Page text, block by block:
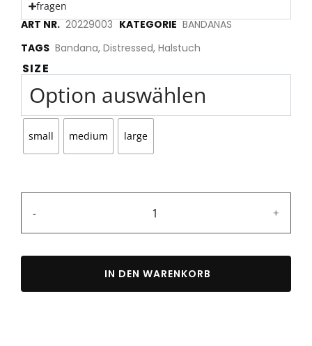
fragen
ART NR. 20229003 KATEGORIE BANDANAS
TAGS Bandana, Distressed, Halstuch
SIZE
small medium large
- +
IN DEN WARENKORB